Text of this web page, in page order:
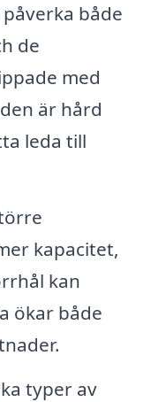
både
de
med
är hård
leda till
kapacitet,
kan
ökar både
typer av